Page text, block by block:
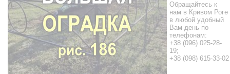
Обращайтесь к
нам в Кривом Роге
в любой удобный
Вам день по
телефонам:
+38 (096) 025-28-
19;
+38 (098) 615-33-02